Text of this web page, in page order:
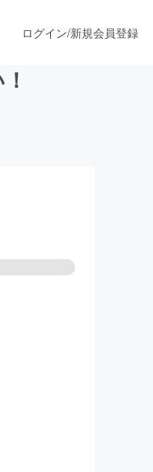
ログイン/新規会員登録